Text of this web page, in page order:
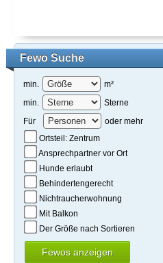
Fewo Suche
min.
m²
min.
Sterne
Für
oder mehr
Ortsteil: Zentrum
Ansprechpartner vor Ort
Hunde erlaubt
Behindertengerecht
Nichtraucherwohnung
Mit Balkon
Der Größe nach Sortieren